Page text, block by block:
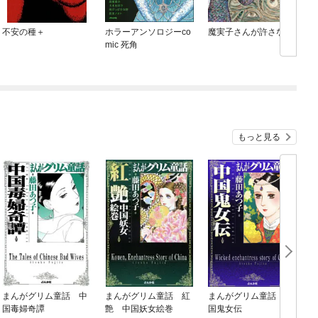
不安の種＋
ホラーアンソロジーco
mic 死角
魔実子さんが許さない
もっと見る
まんがグリム童話 中
国毒婦奇譚
まんがグリム童話 紅
艶 中国妖女絵巻
まんがグリム童話 中
国鬼女伝